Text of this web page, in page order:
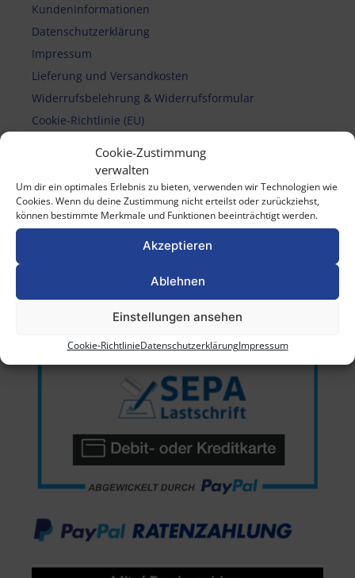
Cookie-Zustimmung
verwalten
Um dir ein optimales Erlebnis zu bieten, verwenden wir Technologien wie
Cookies. Wenn du deine Zustimmung nicht erteilst oder zurückziehst,
können bestimmte Merkmale und Funktionen beeinträchtigt werden.
Akzeptieren
Ablehnen
Einstellungen ansehen
Cookie-RichtlinieDatenschutzerklärungImpressum
Kundeninformationen
Datenschutzerklärung
Impressum
Lieferung und Versandkosten
Widerrufsbelehrung & Widerrufsformular
Cookie-Richtlinie (EU)
Vertrag widerrufen
Zahlungsmethoden